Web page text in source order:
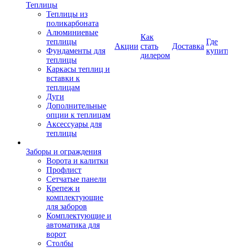
Теплицы
Теплицы из
поликарбоната
Алюминиевые
теплицы
Фундаменты для
теплицы
Каркасы теплиц и
вставки к
теплицам
Дуги
Дополнительные
опции к теплицам
Аксессуары для
теплицы
Заборы и ограждения
Ворота и калитки
Профлист
Сетчатые панели
Крепеж и
комплектующие
для заборов
Комплектующие и
автоматика для
ворот
Столбы
Акции
Как
стать
дилером
Доставка
Где